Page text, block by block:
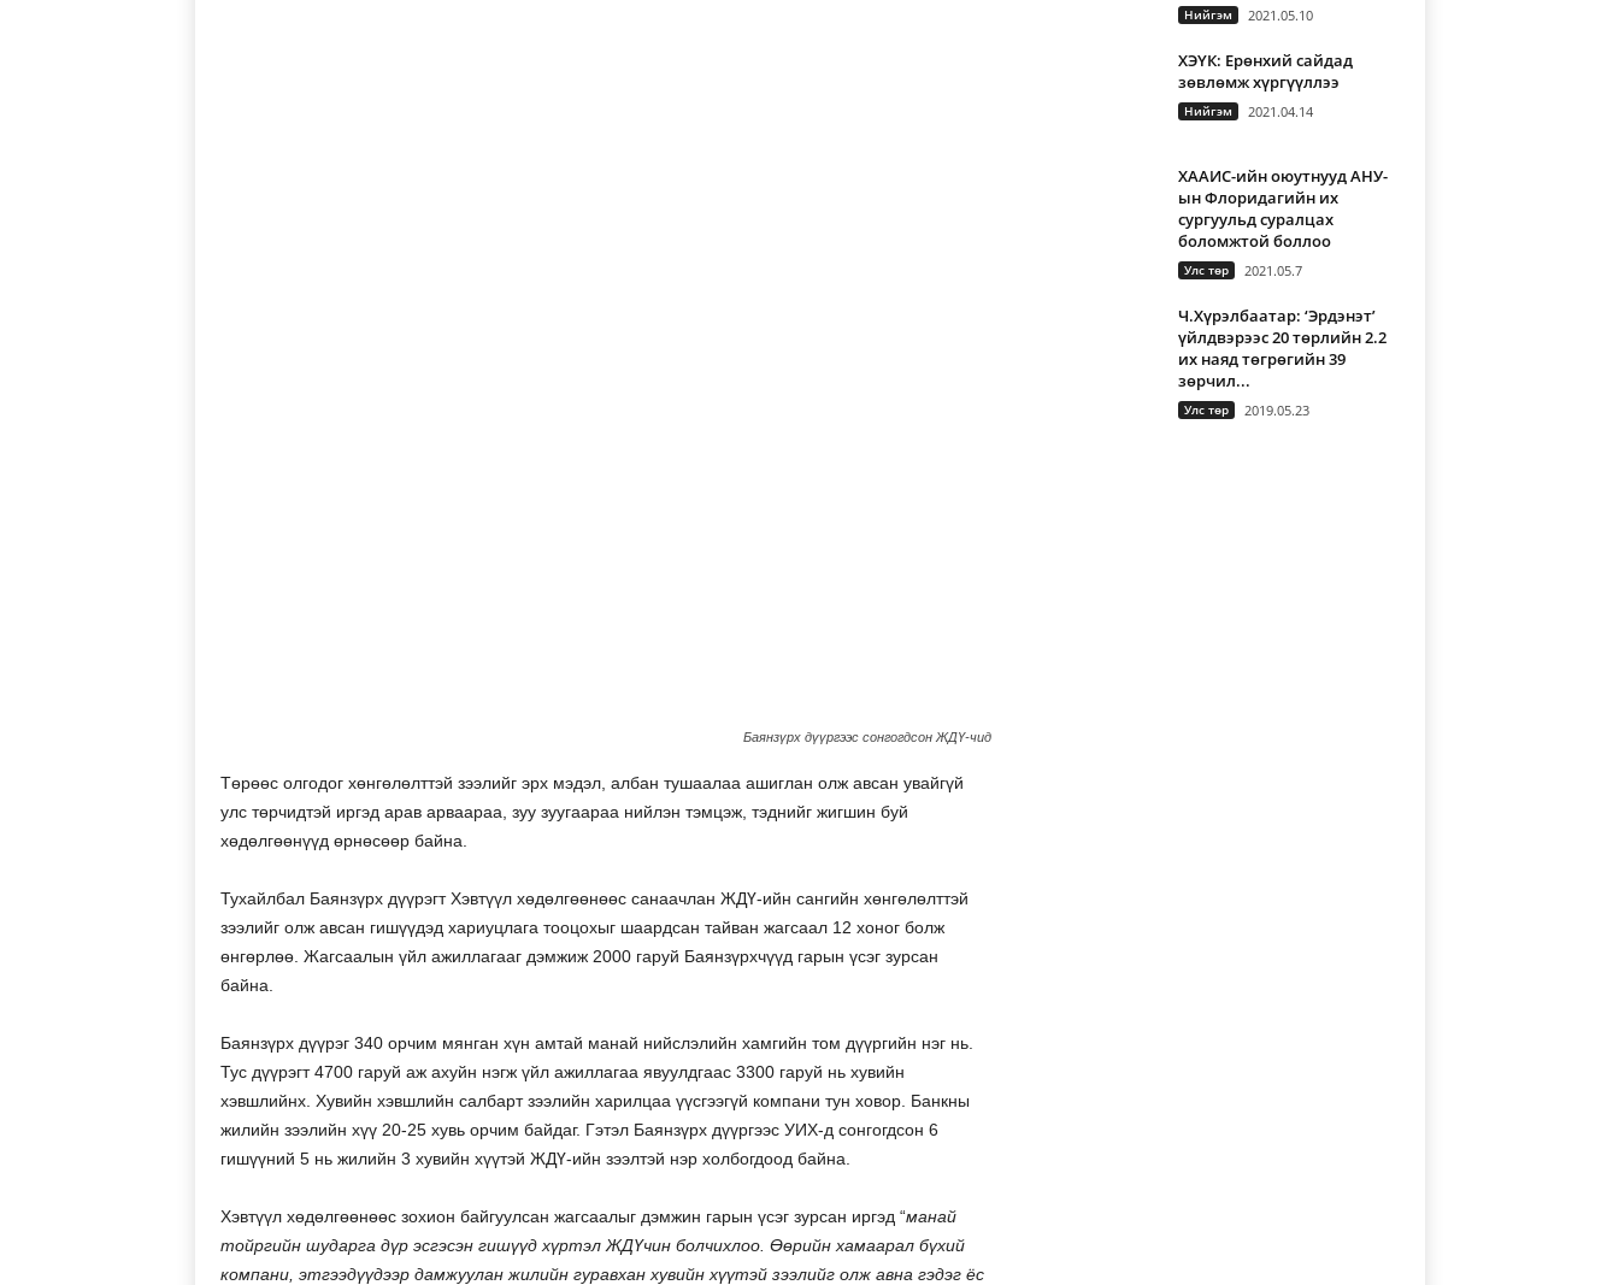
Баянзүрх дүүргээс сонгогдсон ЖДҮ-чид
Төрөөс олгодог хөнгөлөлттэй зээлийг эрх мэдэл, албан тушаалаа ашиглан олж авсан увайгүй
улс төрчидтэй иргэд арав арваараа, зуу зуугаараа нийлэн тэмцэж, тэднийг жигшин буй
хөдөлгөөнүүд өрнөсөөр байна.
Тухайлбал Баянзүрх дүүрэгт Хэвтүүл хөдөлгөөнөөс санаачлан ЖДҮ-ийн сангийн хөнгөлөлттэй
зээлийг олж авсан гишүүдэд хариуцлага тооцохыг шаардсан тайван жагсаал 12 хоног болж
өнгөрлөө. Жагсаалын үйл ажиллагааг дэмжиж 2000 гаруй Баянзүрхчүүд гарын үсэг зурсан
байна.
Баянзүрх дүүрэг 340 орчим мянган хүн амтай манай нийслэлийн хамгийн том дүүргийн нэг нь.
Тус дүүрэгт 4700 гаруй аж ахуйн нэгж үйл ажиллагаа явуулдгаас 3300 гаруй нь хувийн
хэвшлийнх. Хувийн хэвшлийн салбарт зээлийн харилцаа үүсгээгүй компани тун ховор. Банкны
жилийн зээлийн хүү 20-25 хувь орчим байдаг. Гэтэл Баянзүрх дүүргээс УИХ-д сонгогдсон 6
гишүүний 5 нь жилийн 3 хувийн хүүтэй ЖДҮ-ийн зээлтэй нэр холбогдоод байна.
Хэвтүүл хөдөлгөөнөөс зохион байгуулсан жагсаалыг дэмжин гарын үсэг зурсан иргэд “манай
тойргийн шударга дүр эсгэсэн гишүүд хүртэл ЖДҮчин болчихлоо. Өөрийн хамаарал бүхий
компани, этгээдүүдээр дамжуулан жилийн гуравхан хувийн хүүтэй зээлийг олж авна гэдэг ёс
Нийгэм 2021.05.10
ХЭҮК: Ерөнхий сайдад
зөвлөмж хүргүүллээ
Нийгэм 2021.04.14
ХААИС-ийн оюутнууд АНУ-
ын Флоридагийн их
сургуульд суралцах
боломжтой боллоо
Улс төр 2021.05.7
Ч.Хүрэлбаатар: ‘Эрдэнэт’
үйлдвэрээс 20 төрлийн 2.2
их наяд төгрөгийн 39
зөрчил...
Улс төр 2019.05.23